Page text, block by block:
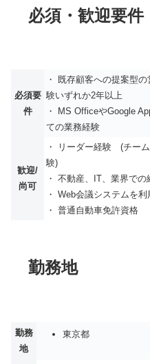
必須・歓迎要件
必須要
件
・ 既存顧客への提案型
験いずれか2年以上
・ MS OfficeやGoogle
ての業務経験
歓迎/
尚可
・ リーダー経験 (チー
験)
・ 不動産、IT、業界での
・ Web会議システムを
・ 普通自動車免許資格
勤務地
勤務
地
東京都